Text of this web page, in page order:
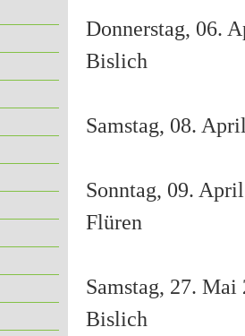
Donnerstag, 06.
Bislich
Samstag, 08.
Sonntag, 09.
Flüren
Samstag, 27. Mai
Bislich